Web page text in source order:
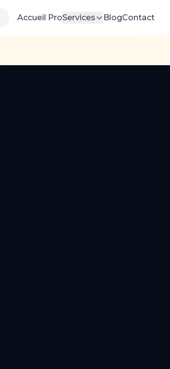
Accueil ProServices BlogContact